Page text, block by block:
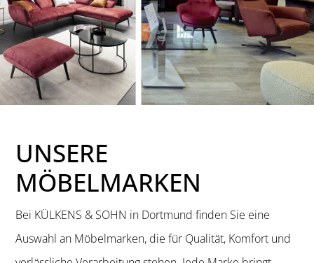
UNSERE
MÖBELMARKEN
Bei KÜLKENS & SOHN in Dortmund finden Sie eine
Auswahl an Möbelmarken, die für Qualität, Komfort und